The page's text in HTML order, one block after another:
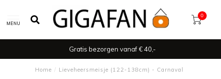
MENU
0
Gratis bezorgen vanaf € 40,-
Home / Lieveheersmeisje (122-138cm) - Carnaval